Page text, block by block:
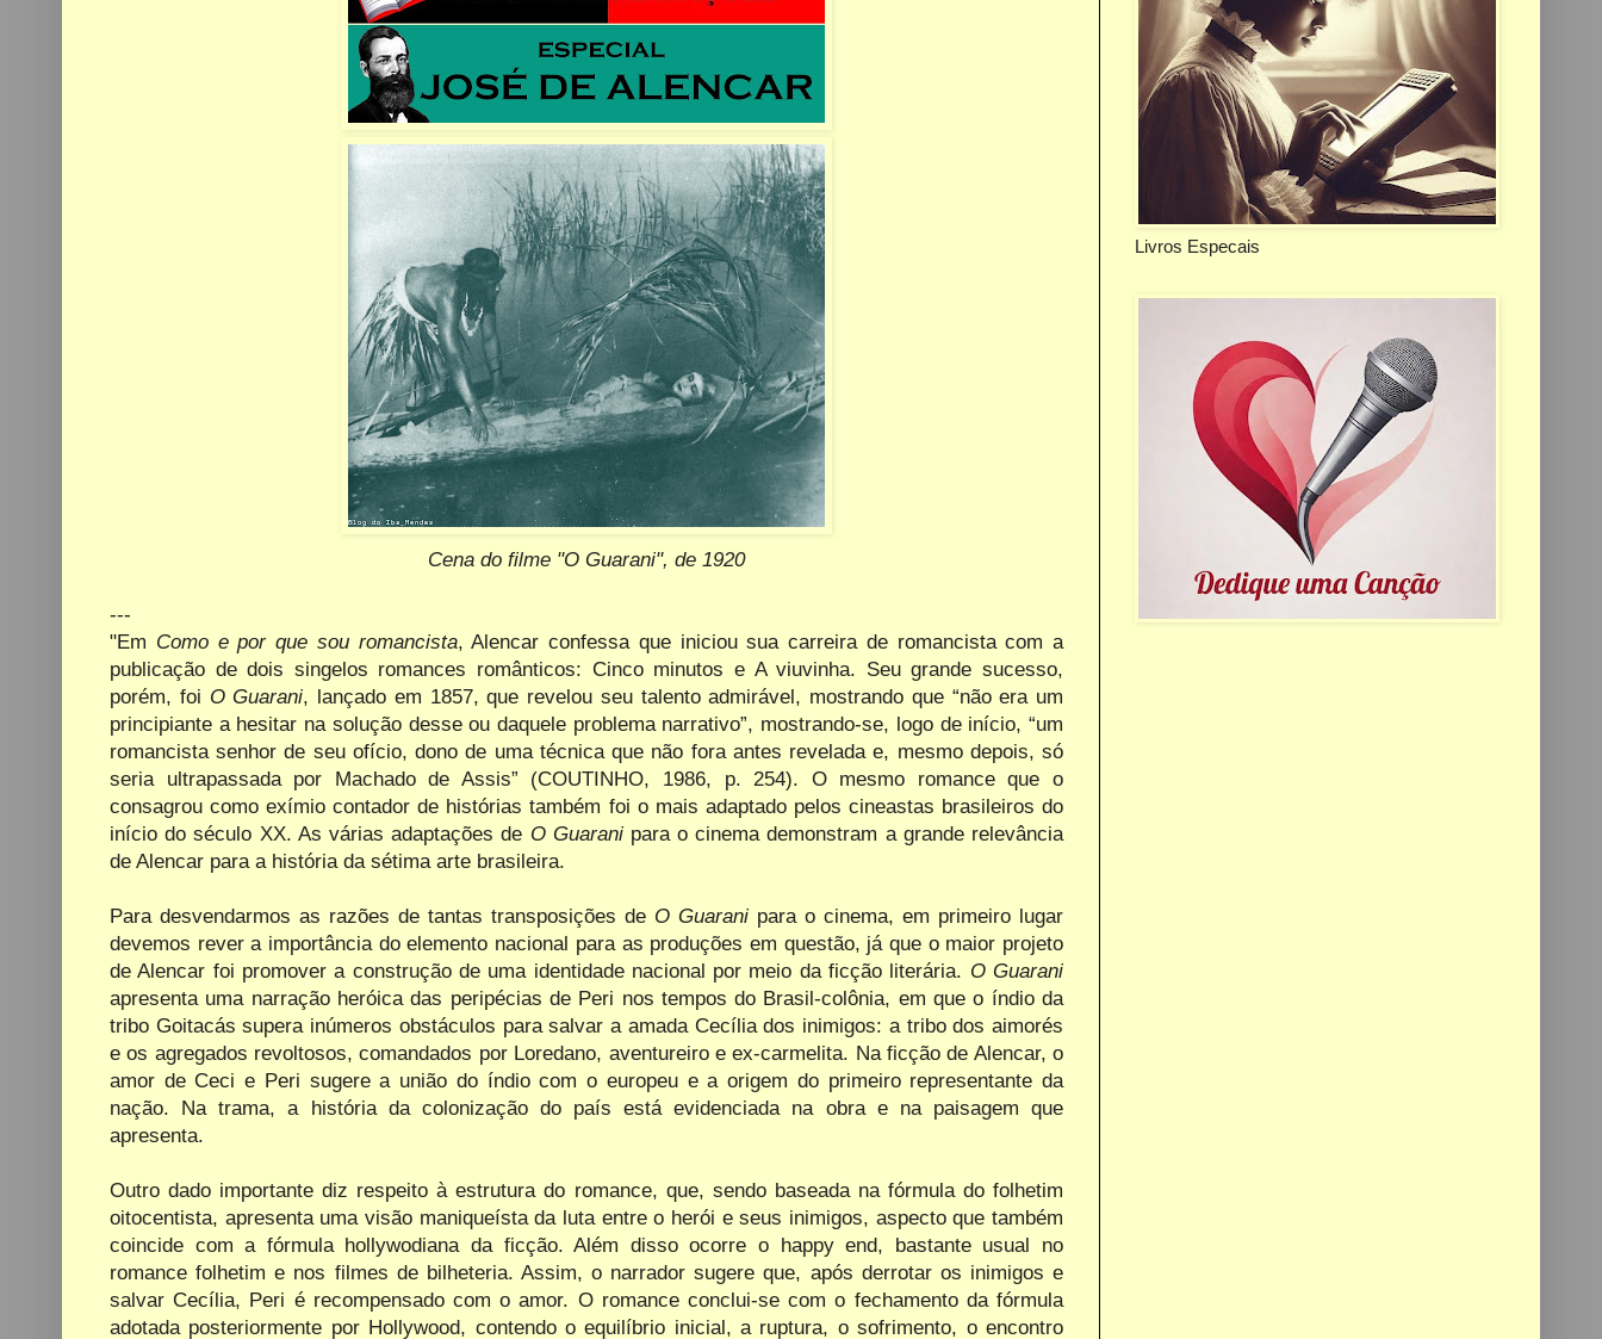
Cena do filme "O Guarani", de 1920
---
"Em Como e por que sou romancista, Alencar confessa que iniciou sua carreira de romancista com a
publicação de dois singelos romances românticos: Cinco minutos e Aviuvinha. Seu grande sucesso,
porém, foi O Guarani, lançado em 1857, que revelou seu talento admirável, mostrando que “não era um
principiante a hesitar na solução desse ou daquele problema narrativo”, mostrando-se, logo de início, “um
romancista senhor de seu ofício, dono de uma técnica que não fora antes revelada e, mesmo depois, só
seria ultrapassada por Machado de Assis” (COUTINHO, 1986, p. 254). O mesmo romance que o
consagrou como exímio contador de histórias também foi o mais adaptado pelos cineastas brasileiros do
início do século XX. As várias adaptações de O Guaranipara o cinemademonstram a grande relevância
de Alencar para a história da sétima arte brasileira.
Para desvendarmos as razões de tantas transposições de O Guarani para o cinema, em primeiro lugar
devemos rever a importância do elemento nacional para as produções em questão, já que o maior projeto
de Alencar foi promover a construção de uma identidade nacional por meio da ficção literária. O Guarani
apresenta uma narração heróica das peripécias de Peri nos tempos do Brasil-colônia, em que o índio da
tribo Goitacás supera inúmeros obstáculos para salvar a amada Cecília dos inimigos: a tribo dos aimorés
e os agregados revoltosos, comandados por Loredano, aventureiro e ex-carmelita. Na ficção de Alencar, o
amor de Ceci e Peri sugere a união do índio com o europeu e a origem do primeiro representante da
nação. Na trama, a história da colonização do país está evidenciada na obra e na paisagem que
apresenta.
Outro dado importante diz respeito à estrutura do romance, que, sendo baseada na fórmula do folhetim
oitocentista, apresenta uma visão maniqueísta da luta entre o herói e seus inimigos, aspecto que também
coincide com a fórmula hollywodiana da ficção. Além disso ocorre o happy end, bastante usual no
romance folhetim e nos filmes de bilheteria. Assim, o narrador sugere que, após derrotar os inimigos e
salvar Cecília, Peri é recompensado com o amor. O romance conclui-se com o fechamento da fórmula
adotada posteriormente por Hollywood, contendo o equilíbrio inicial, a ruptura, o sofrimento, o encontro
Livros Especais